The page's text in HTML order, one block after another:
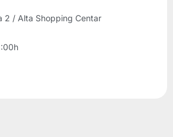
2 / Alta Shopping Centar